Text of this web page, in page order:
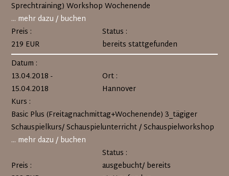
Sprechtraining) Workshop Wochenende
... mehr dazu / buchen
Preis :
219 EUR
Status :
bereits stattgefunden
Datum :
13.04.2018 -
15.04.2018
Ort :
Hannover
Kurs :
Basic Plus (Freitagnachmittag+Wochenende) 3_tägiger
Schauspielkurs/ Schauspielunterricht / Schauspielworkshop
... mehr dazu / buchen
Preis :
Status :
ausgebucht/ bereits